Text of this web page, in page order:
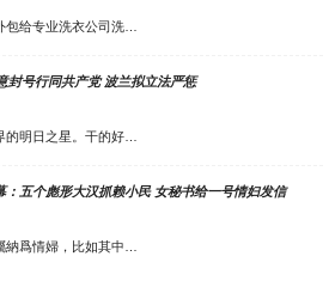
包给专业洗衣公司洗…
封号行同共产党 波兰拟立法严惩
的明日之星。干的好…
：五个彪形大汉抓赖小民 女秘书给一号情妇发信
納爲情婦，比如其中…